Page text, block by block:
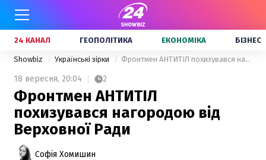
24 КАНАЛ ГЕОПОЛІТИКА ЕКОНОМІКА БІЗНЕС
Showbiz Українські зірки Фронтмен АНТИТІЛ похизувався нагородою від Верховної Ради
18 вересня, 20:04 2
Фронтмен АНТИТІЛ
похизувався нагородою від
Верховної Ради
Софія Хомишин